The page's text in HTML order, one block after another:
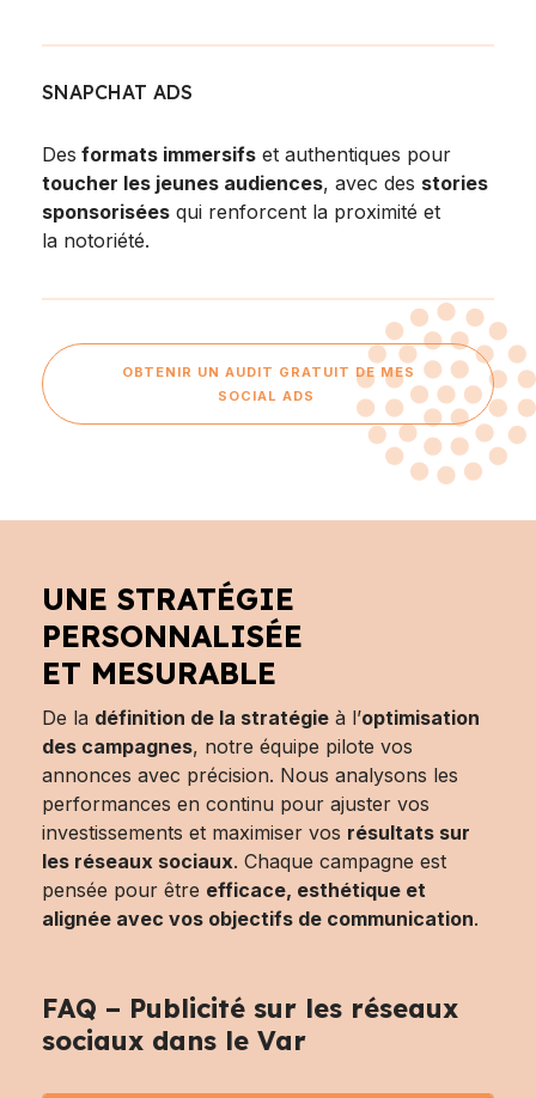
SNAPCHAT ADS
Des formats immersifs et authentiques pour
toucher les jeunes audiences, avec des stories
sponsorisées qui renforcent la proximité et
la notoriété.
OBTENIR UN AUDIT GRATUIT DE MES
SOCIAL ADS
UNE STRATÉGIE
PERSONNALISÉE
ET MESURABLE
De la définition de la stratégie à l’optimisation
des campagnes, notre équipe pilote vos
annonces avec précision. Nous analysons les
performances en continu pour ajuster vos
investissements et maximiser vos résultats sur
les réseaux sociaux. Chaque campagne est
pensée pour être efficace, esthétique et
alignée avec vos objectifs de communication.
FAQ – Publicité sur les réseaux
sociaux dans le Var